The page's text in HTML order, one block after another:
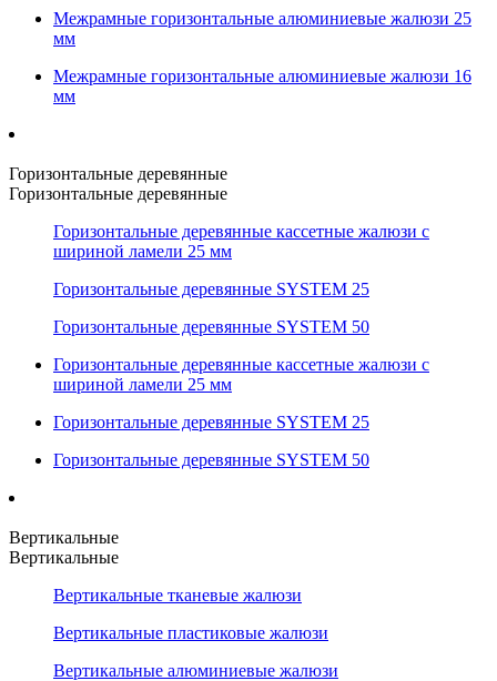
Межрамные горизонтальные алюминиевые жалюзи 25
мм
Межрамные горизонтальные алюминиевые жалюзи 16
мм
Горизонтальные деревянные
Горизонтальные деревянные
Горизонтальные деревянные кассетные жалюзи с
шириной ламели 25 мм
Горизонтальные деревянные SYSTEM 25
Горизонтальные деревянные SYSTEM 50
Горизонтальные деревянные кассетные жалюзи с
шириной ламели 25 мм
Горизонтальные деревянные SYSTEM 25
Горизонтальные деревянные SYSTEM 50
Вертикальные
Вертикальные
Вертикальные тканевые жалюзи
Вертикальные пластиковые жалюзи
Вертикальные алюминиевые жалюзи